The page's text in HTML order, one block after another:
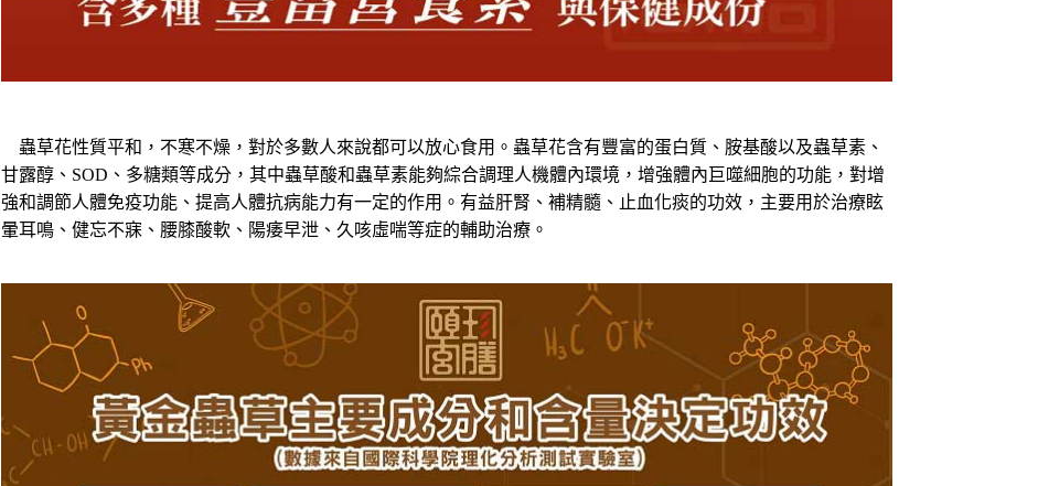
蟲草花性質平和，不寒不燥，對於多數人來說都可以放心食用。蟲草花含有豐富的蛋白質、胺基酸以及蟲草素、
甘露醇、 SOD 、 多糖類等成分，其中蟲草酸和蟲草素能夠綜合調理人機體內環境，增強體內巨噬細胞的功能，對增
強和調節人體免疫功能、 提高人體抗病能力有一定的作用。有益肝腎、補精髓、止血化痰的功效，主要用於治療眩
暈耳鳴、健忘不寐、腰膝酸軟、陽痿早泄、 久咳虛喘等症的輔助治療。